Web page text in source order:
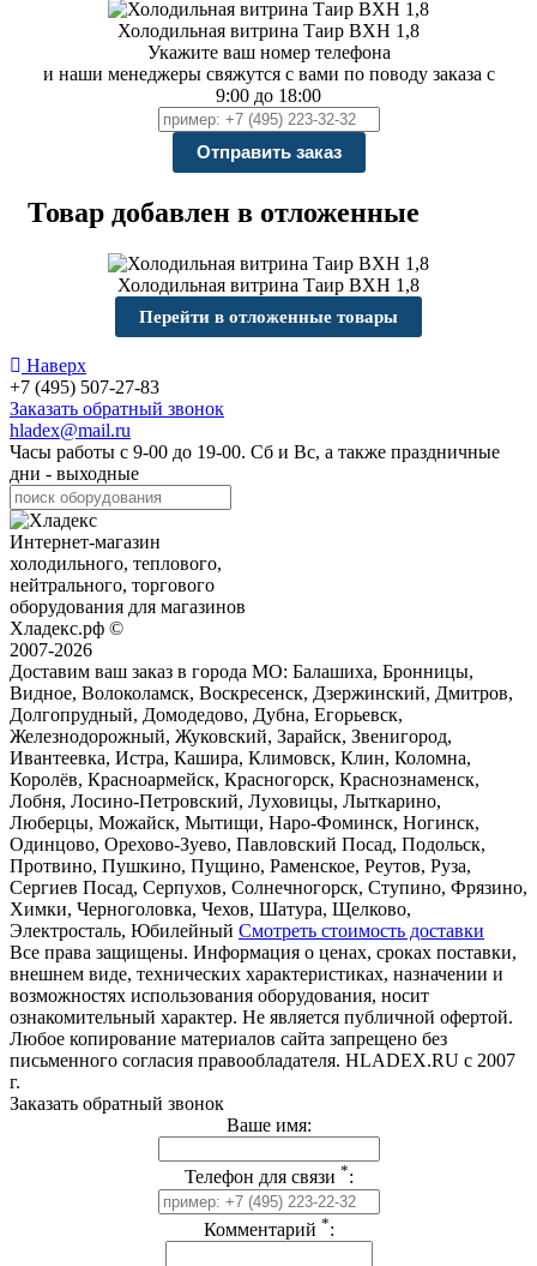
Холодильная витрина Таир ВХН 1,8
Укажите ваш номер телефона
и наши менеджеры свяжутся с вами по поводу заказа с
9:00 до 18:00
Товар добавлен в отложенные
Холодильная витрина Таир ВХН 1,8
Перейти в отложенные товары
Наверх
+7 (495) 507-27-83
Заказать обратный звонок
hladex@mail.ru
Часы работы с 9-00 до 19-00. Сб и Вс, а также праздничные
дни - выходные
Интернет-магазин
холодильного, теплового,
нейтрального, торгового
оборудования для магазинов
Хладекс.рф ©
2007-2026
Доставим ваш заказ в города МО: Балашиха, Бронницы,
Видное, Волоколамск, Воскресенск, Дзержинский, Дмитров,
Долгопрудный, Домодедово, Дубна, Егорьевск,
Железнодорожный, Жуковский, Зарайск, Звенигород,
Ивантеевка, Истра, Кашира, Климовск, Клин, Коломна,
Королёв, Красноармейск, Красногорск, Краснознаменск,
Лобня, Лосино-Петровский, Луховицы, Лыткарино,
Люберцы, Можайск, Мытищи, Наро-Фоминск, Ногинск,
Одинцово, Орехово-Зуево, Павловский Посад, Подольск,
Протвино, Пушкино, Пущино, Раменское, Реутов, Руза,
Сергиев Посад, Серпухов, Солнечногорск, Ступино, Фрязино,
Химки, Черноголовка, Чехов, Шатура, Щелково,
Электросталь, Юбилейный Смотреть стоимость доставки
Все права защищены. Информация о ценах, сроках поставки,
внешнем виде, технических характеристиках, назначении и
возможностях использования оборудования, носит
ознакомительный характер. Не является публичной офертой.
Любое копирование материалов сайта запрещено без
письменного согласия правообладателя. HLADEX.RU c 2007
г.
Заказать обратный звонок
Ваше имя:
Телефон для связи *:
Комментарий *: